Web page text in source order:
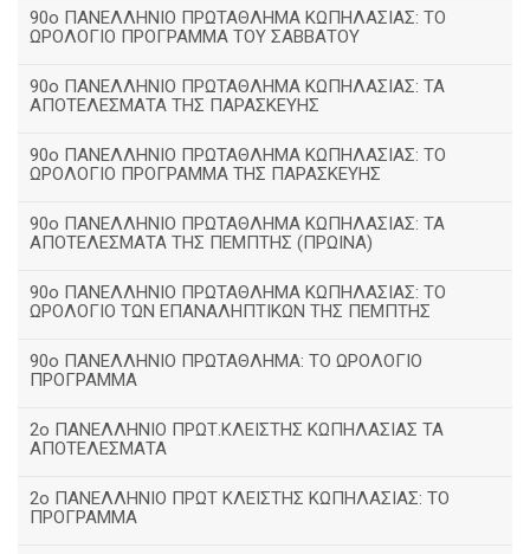
90ο ΠΑΝΕΛΛΗΝΙΟ ΠΡΩΤΑΘΛΗΜΑ ΚΩΠΗΛΑΣΙΑΣ: ΤΟ
ΩΡΟΛΟΓΙΟ ΠΡΟΓΡΑΜΜΑ ΤΟΥ ΣΑΒΒΑΤΟΥ
90ο ΠΑΝΕΛΛΗΝΙΟ ΠΡΩΤΑΘΛΗΜΑ ΚΩΠΗΛΑΣΙΑΣ: ΤΑ
ΑΠΟΤΕΛΕΣΜΑΤΑ ΤΗΣ ΠΑΡΑΣΚΕΥΗΣ
90ο ΠΑΝΕΛΛΗΝΙΟ ΠΡΩΤΑΘΛΗΜΑ ΚΩΠΗΛΑΣΙΑΣ: ΤΟ
ΩΡΟΛΟΓΙΟ ΠΡΟΓΡΑΜΜΑ ΤΗΣ ΠΑΡΑΣΚΕΥΗΣ
90ο ΠΑΝΕΛΛΗΝΙΟ ΠΡΩΤΑΘΛΗΜΑ ΚΩΠΗΛΑΣΙΑΣ: ΤΑ
ΑΠΟΤΕΛΕΣΜΑΤΑ ΤΗΣ ΠΕΜΠΤΗΣ (ΠΡΩΙΝΑ)
90o ΠΑΝΕΛΛΗΝΙΟ ΠΡΩΤΑΘΛΗΜΑ ΚΩΠΗΛΑΣΙΑΣ: ΤΟ
ΩΡΟΛΟΓΙΟ ΤΩΝ ΕΠΑΝΑΛΗΠΤΙΚΩΝ ΤΗΣ ΠΕΜΠΤΗΣ
90ο ΠΑΝΕΛΛΗΝΙΟ ΠΡΩΤΑΘΛΗΜΑ: ΤΟ ΩΡΟΛΟΓΙΟ
ΠΡΟΓΡΑΜΜΑ
2ο ΠΑΝΕΛΛΗΝΙΟ ΠΡΩΤ.ΚΛΕΙΣΤΗΣ ΚΩΠΗΛΑΣΙΑΣ ΤΑ
ΑΠΟΤΕΛΕΣΜΑΤΑ
2ο ΠΑΝΕΛΛΗΝΙΟ ΠΡΩΤ ΚΛΕΙΣΤΗΣ ΚΩΠΗΛΑΣΙΑΣ: ΤΟ
ΠΡΟΓΡΑΜΜΑ